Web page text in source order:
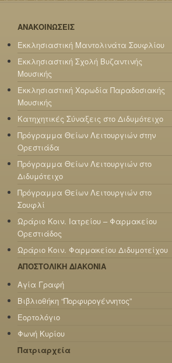
ΑΝΑΚΟΙΝΩΣΕΙΣ
Εκκλησιαστική Μαντολινάτα Σουφλίου
Εκκλησιαστική Σχολή Βυζαντινής
Μουσικής
Εκκλησιαστική Χορωδία Παραδοσιακής
Μουσικής
Κατηχητικές Σύναξεις στο Διδυμότειχο
Πρόγραμμα Θείων Λειτουργιών στην
Ορεστιάδα
Πρόγραμμα Θείων Λειτουργιών στο
Διδυμότειχο
Πρόγραμμα Θείων Λειτουργιών στο
Σουφλί
Ωράριο Κοιν. Ιατρείου – Φαρμακείου
Ορεστιάδος
Ωράριο Κοιν. Φαρμακείου Διδυμοτείχου
ΑΠΟΣΤΟΛΙΚΗ ΔΙΑΚΟΝΙΑ
Αγία Γραφή
Βιβλιοθήκη “Πορφυρογέννητος”
Εορτολόγιο
Φωνή Κυρίου
Πατριαρχεία